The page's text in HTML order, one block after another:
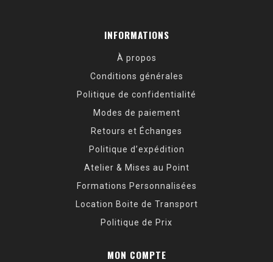
INFORMATIONS
À propos
Conditions générales
Politique de confidentialité
Modes de paiement
Retours et Échanges
Politique d’expédition
Atelier & Mises au Point
Formations Personnalisées
Location Boite de Transport
Politique de Prix
MON COMPTE